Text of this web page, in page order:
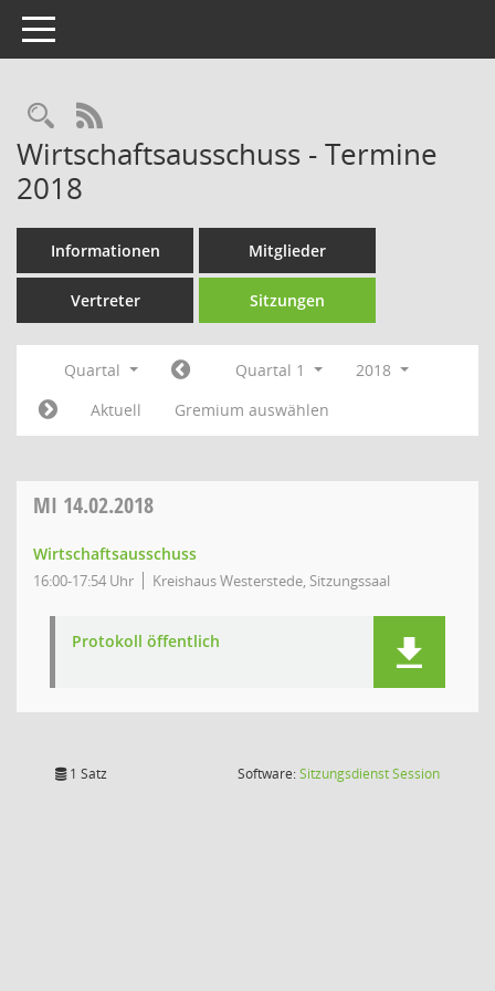
Toggle navigation
Rechercheauswahl
RSS-Feed
Wirtschaftsausschuss - Termine
2018
Informationen Mitglieder
Vertreter Sitzungen
Quartal Quartal 1
2018
Aktuell
Gremium auswählen
MI 14.02.2018
Wirtschaftsausschuss
16:00-17:54 Uhr Kreishaus Westerstede, Sitzungssaal
Protokoll öffentlich
1 Satz Software:SitzungsdienstSession(Wird in